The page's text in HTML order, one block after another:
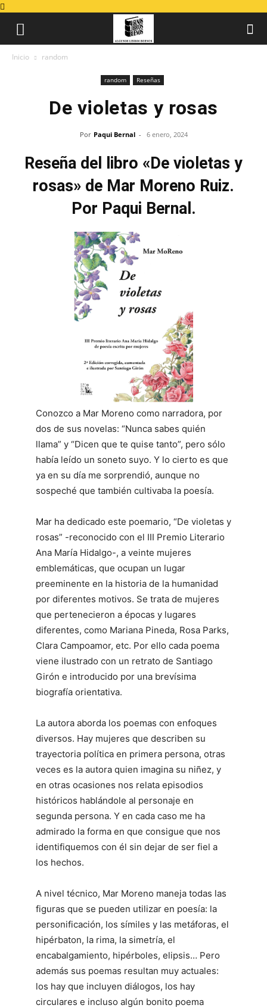
Inicio random
random Reseñas
De violetas y rosas
Por Paqui Bernal - 6 enero, 2024
Reseña del libro «De violetas y
rosas» de Mar Moreno Ruiz.
Por Paqui Bernal.
Conozco a Mar Moreno como narradora, por
dos de sus novelas: “Nunca sabes quién
llama” y “Dicen que te quise tanto”, pero sólo
había leído un soneto suyo. Y lo cierto es que
ya en su día me sorprendió, aunque no
sospeché que también cultivaba la poesía.
Mar ha dedicado este poemario, “De violetas y
rosas” -reconocido con el III Premio Literario
Ana María Hidalgo-, a veinte mujeres
emblemáticas, que ocupan un lugar
preeminente en la historia de la humanidad
por diferentes motivos. Se trata de mujeres
que pertenecieron a épocas y lugares
diferentes, como Mariana Pineda, Rosa Parks,
Clara Campoamor, etc. Por ello cada poema
viene ilustrado con un retrato de Santiago
Girón e introducido por una brevísima
biografía orientativa.
La autora aborda los poemas con enfoques
diversos. Hay mujeres que describen su
trayectoria política en primera persona, otras
veces es la autora quien imagina su niñez, y
en otras ocasiones nos relata episodios
históricos hablándole al personaje en
segunda persona. Y en cada caso me ha
admirado la forma en que consigue que nos
identifiquemos con él sin dejar de ser fiel a
los hechos.
A nivel técnico, Mar Moreno maneja todas las
figuras que se pueden utilizar en poesía: la
personificación, los símiles y las metáforas, el
hipérbaton, la rima, la simetría, el
encabalgamiento, hipérboles, elipsis… Pero
además sus poemas resultan muy actuales:
los hay que incluyen diálogos, los hay
circulares e incluso algún bonito poema